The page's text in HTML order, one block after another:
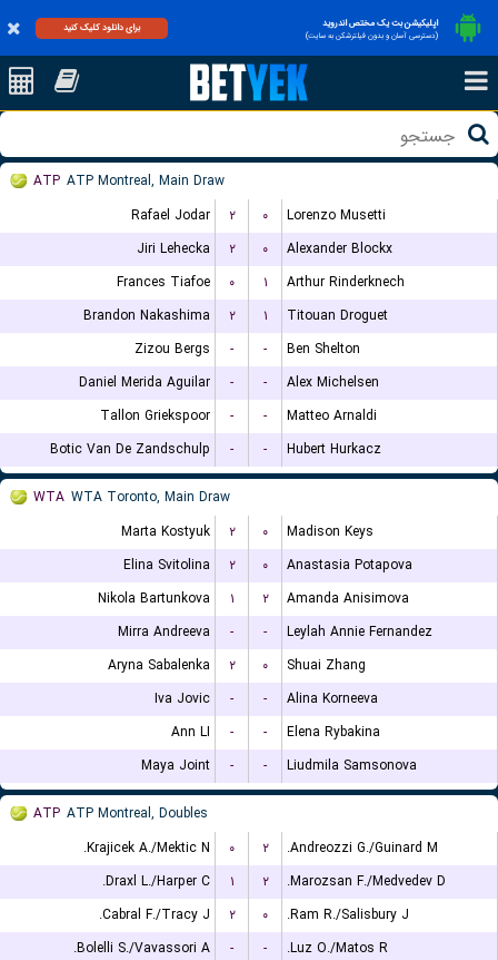
اپلیکیشن بت یک مختص اندروید
(دسترسی آسان و بدون فیلترشکن به سایت)
برای دانلود کلیک کنید
ATP ATP Montreal, Main Draw
Rafael Jodar
۲ ۰
Lorenzo Musetti
Jiri Lehecka
۲ ۰
Alexander Blockx
Frances Tiafoe
۰ ۱
Arthur Rinderknech
Brandon Nakashima
۲ ۱
Titouan Droguet
Zizou Bergs
- -
Ben Shelton
Daniel Merida Aguilar
- -
Alex Michelsen
Tallon Griekspoor
- -
Matteo Arnaldi
Botic Van De Zandschulp
- - Hubert Hurkacz
WTA WTA Toronto, Main Draw
Marta Kostyuk
۲ ۰
Madison Keys
Elina Svitolina
۲ ۰
Anastasia Potapova
Nikola Bartunkova
۱ ۲
Amanda Anisimova
Mirra Andreeva
- -
Leylah Annie Fernandez
Aryna Sabalenka
۲ ۰
Shuai Zhang
Iva Jovic
- -
Alina Korneeva
Ann LI
- -
Elena Rybakina
Maya Joint
- - Liudmila Samsonova
ATP ATP Montreal, Doubles
Krajicek A./Mektic N.
۰ ۲
Andreozzi G./Guinard M.
Draxl L./Harper C.
۱ ۲
Marozsan F./Medvedev D.
Cabral F./Tracy J.
۲ ۰
Ram R./Salisbury J.
Bolelli S./Vavassori A.
- -
Luz O./Matos R.